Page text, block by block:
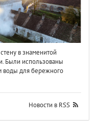
в знаменитой
Были использованы
воды для бережного
Новости в RSS